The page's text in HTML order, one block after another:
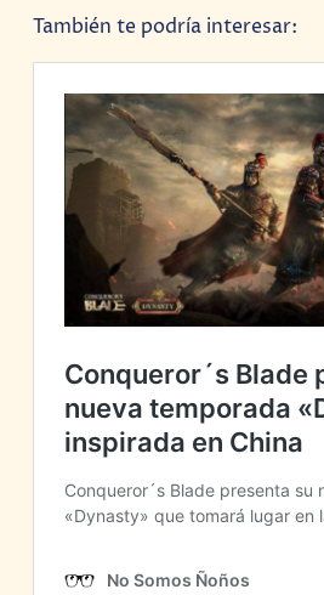
También te podría interesar: